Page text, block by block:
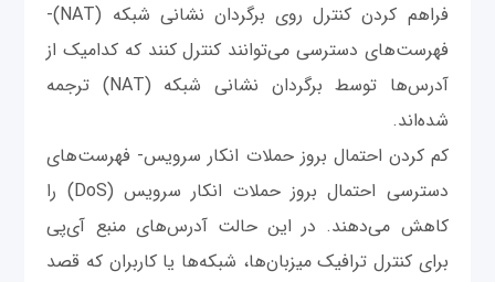
فراهم کردن کنترل روی برگردان نشانی شبکه (NAT)-
فهرست‌های دسترسی می‌توانند کنترل کنند که کدامیک از
آدرس‌ها توسط برگردان نشانی شبکه (NAT) ترجمه
شده‌اند.
کم کردن احتمال بروز حملات انکار سرویس- فهرست‌های
دسترسی احتمال بروز حملات انکار سرویس (DoS) را
کاهش می‌دهند. در این حالت آدرس‌های منبع آی‌پی
برای کنترل ترافیک میزبان‌ها، شبکه‌ها یا کاربران که قصد